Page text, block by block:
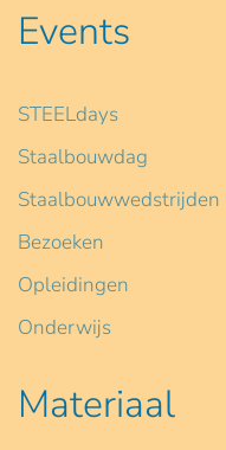
Events
STEELdays
Staalbouwdag
Staalbouwwedstrijden
Bezoeken
Opleidingen
Onderwijs
Materiaal